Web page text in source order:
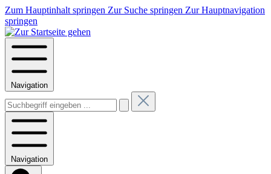
Zum Hauptinhalt springen Zur Suche springen Zur Hauptnavigation
springen
Navigation
Navigation